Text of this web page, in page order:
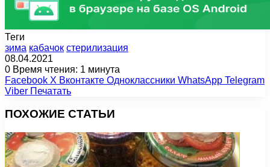
Теги
зима кабачок стерилизация
08.04.2021
0 Время чтения: 1 минута
Facebook X Вконтакте Одноклассники WhatsApp Telegram
Viber Печатать
ПОХОЖИЕ СТАТЬИ